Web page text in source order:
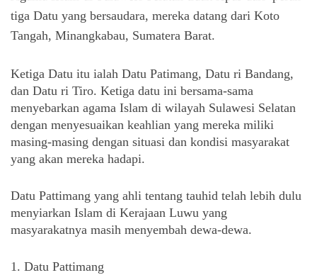
tiga Datu yang bersaudara, mereka datang dari Koto
Tangah, Minangkabau, Sumatera Barat.
Ketiga Datu itu ialah Datu Patimang, Datu ri Bandang,
dan Datu ri Tiro. Ketiga datu ini bersama-sama
menyebarkan agama Islam di wilayah Sulawesi Selatan
dengan menyesuaikan keahlian yang mereka miliki
masing-masing dengan situasi dan kondisi masyarakat
yang akan mereka hadapi.
Datu Pattimang yang ahli tentang tauhid telah lebih dulu
menyiarkan Islam di Kerajaan Luwu yang
masyarakatnya masih menyembah dewa-dewa.
1. Datu Pattimang